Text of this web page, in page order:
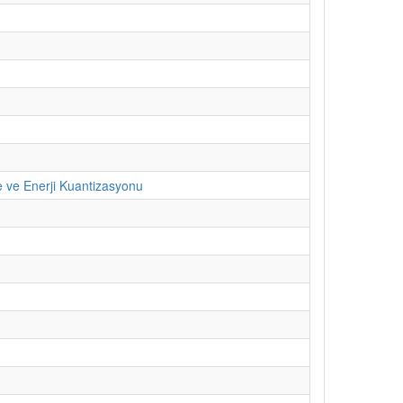
Enerji Kuantizasyonu